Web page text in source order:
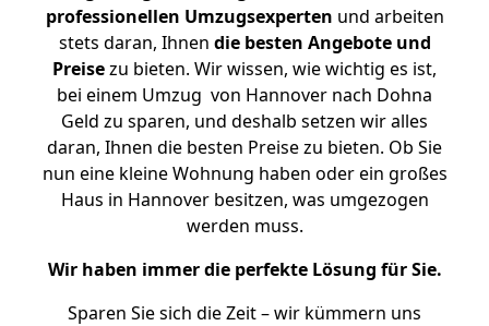
professionellen Umzugsexperten und arbeiten
stets daran, Ihnen die besten Angebote und
Preisezu bieten. Wir wissen, wie wichtig es ist,
bei einem Umzug von Hannover nach Dohna
Geld zu sparen, und deshalb setzen wir alles
daran, Ihnen die besten Preise zu bieten. Ob Sie
nun eine kleine Wohnung haben oder ein großes
Haus in Hannover besitzen, was umgezogen
werden muss.
Wir haben immer die perfekte Lösung für Sie.
Sparen Sie sich die Zeit – wir kümmern uns